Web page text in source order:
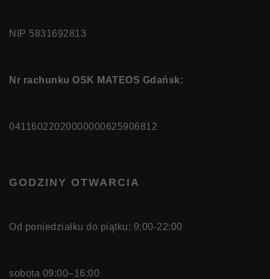
NIP 5831692813
Nr rachunku OSK MATEOS Gdańsk:
04116022020000000625906812
GODZINY OTWARCIA
Od poniedziałku do piątku: 9:00-22:00
sobota 09:00–16:00